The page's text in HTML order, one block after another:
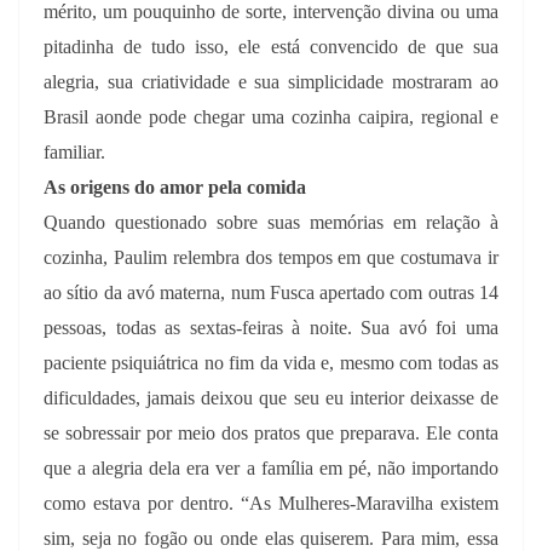
mérito, um pouquinho de sorte, intervenção divina ou uma
pitadinha de tudo isso, ele está convencido de que sua
alegria, sua criatividade e sua simplicidade mostraram ao
Brasil aonde pode chegar uma cozinha caipira, regional e
familiar.
As origens do amor pela comida
Quando questionado sobre suas memórias em relação à
cozinha, Paulim relembra dos tempos em que costumava ir
ao sítio da avó materna, num Fusca apertado com outras 14
pessoas, todas as sextas-feiras à noite. Sua avó foi uma
paciente psiquiátrica no fim da vida e, mesmo com todas as
dificuldades, jamais deixou que seu eu interior deixasse de
se sobressair por meio dos pratos que preparava. Ele conta
que a alegria dela era ver a família em pé, não importando
como estava por dentro. “As Mulheres-Maravilha existem
sim, seja no fogão ou onde elas quiserem. Para mim, essa